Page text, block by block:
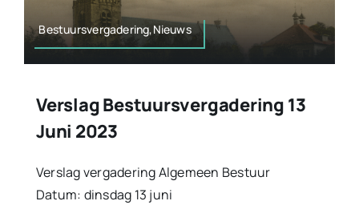
Bestuursvergadering,Nieuws
Verslag Bestuursvergadering 13
Juni 2023
Verslag vergadering Algemeen Bestuur
Datum: dinsdag 13 juni